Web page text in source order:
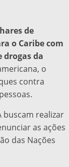
de
o Caribe com
da
o
contra
buscam realizar
as ações
das Nações